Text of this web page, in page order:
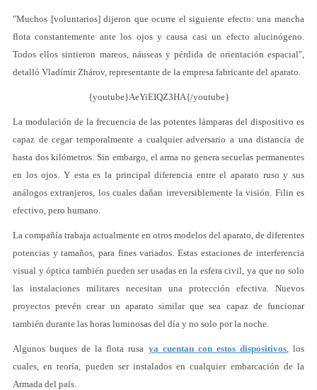
"Muchos [voluntarios] dijeron que ocurre el siguiente efecto: una mancha
flota constantemente ante los ojos y causa casi un efecto alucinógeno.
Todos ellos sintieron mareos, náuseas y pérdida de orientación espacial",
detalló Vladímir Zhárov, representante de la empresa fabricante del aparato.
{youtube}AeYiEIQZ3HA{/youtube}
La modulación de la frecuencia de las potentes lámparas del dispositivo es
capaz de cegar temporalmente a cualquier adversario a una distancia de
hasta dos kilómetros. Sin embargo, el arma no genera secuelas permanentes
en los ojos. Y esta es la principal diferencia entre el aparato ruso y sus
análogos extranjeros, los cuales dañan irreversiblemente la visión. Filin es
efectivo, pero humano.
La compañía trabaja actualmente en otros modelos del aparato, de diferentes
potencias y tamaños, para fines variados. Estas estaciones de interferencia
visual y óptica también pueden ser usadas en la esfera civil, ya que no solo
las instalaciones militares necesitan una protección efectiva. Nuevos
proyectos prevén crear un aparato similar que sea capaz de funcionar
también durante las horas luminosas del día y no solo por la noche.
Algunos buques de la flota rusa ya cuentan con estos dispositivos, los
cuales, en teoría, pueden ser instalados en cualquier embarcación de la
Armada del país.